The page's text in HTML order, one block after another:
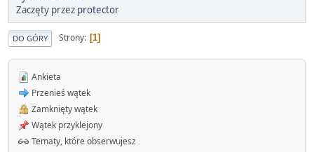
Zaczęty przez protector
DO GÓRY Strony 1
Ankieta
Przenieś wątek
Zamknięty wątek
Wątek przyklejony
Tematy, które obserwujesz